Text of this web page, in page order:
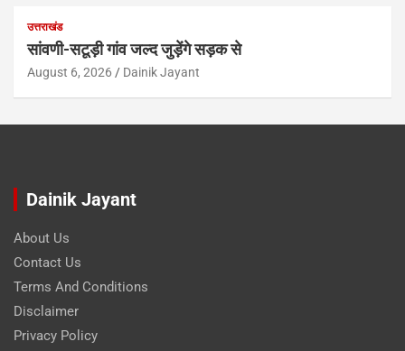
उत्तराखंड
सांवणी-सटूड़ी गांव जल्द जुड़ेंगे सड़क से
August 6, 2026 Dainik Jayant
Dainik Jayant
About Us
Contact Us
Terms And Conditions
Disclaimer
Privacy Policy